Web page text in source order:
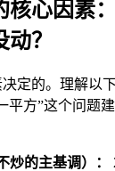
核心因素
？
定的。理解以
平方”这个问题
炒的主基调）：